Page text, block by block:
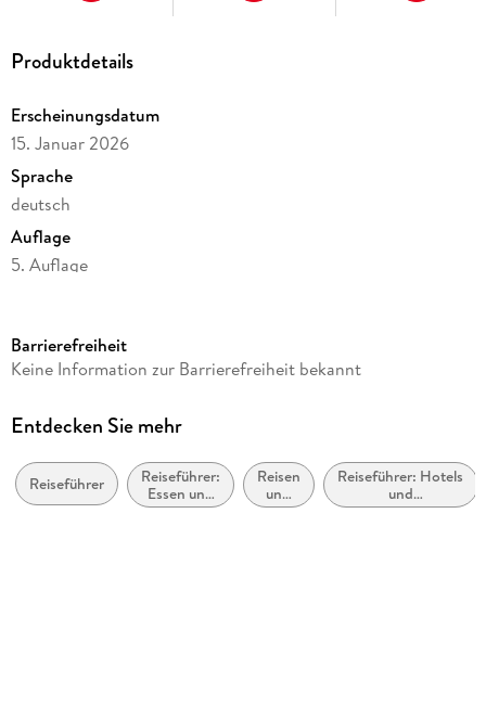
Produktdetails
Erscheinungsdatum
15. Januar 2026
Sprache
deutsch
Auflage
5. Auflage
Reihe
Autor/Autorin
Verlag/Hersteller
Müller, Michael GmbH
Barrierefreiheit
Keine Information zur Barrierefreiheit bekannt
Entdecken Sie mehr
Reiseführer
Reiseführer:
Essen und
Trinken
Reisen
und
Urlaub
Reiseführer: Hotels
und
Urlaubsunterkünfte